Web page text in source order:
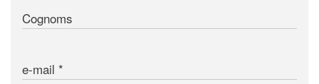
Cognoms
e-mail